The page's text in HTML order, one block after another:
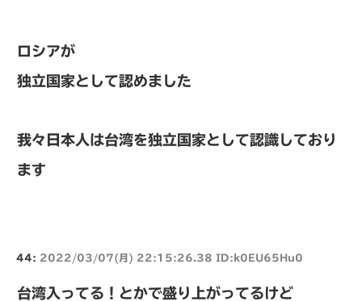
ロシアが
独立国家として認めました
我々日本人は台湾を独立国家として認識しており
ます
44: 2022/03/07(月) 22:15:26.38 ID:k0EU65Hu0
台湾入ってる！とかで盛り上がってるけど